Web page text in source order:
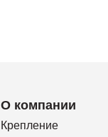
О компании
Крепление